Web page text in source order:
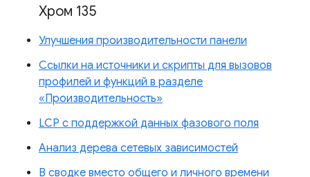
Хром 135
Улучшения производительности панели
Ссылки на источники и скрипты для вызовов
профилей и функций в разделе
«Производительность»
LCP с поддержкой данных фазового поля
Анализ дерева сетевых зависимостей
В сводке вместо общего и личного времени